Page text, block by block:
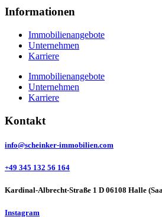
Informationen
Immobilienangebote
Unternehmen
Karriere
Immobilienangebote
Unternehmen
Karriere
Kontakt
info@scheinker-immobilien.com
+49 345 132 56 164
Kardinal-Albrecht-Straße 1 D 06108 Halle
Instagram